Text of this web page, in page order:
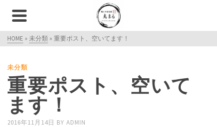
HOME » 未分類 » 重要ポスト、空いてます！
未分類
重要ポスト、空いて
ます！
2016年11月14日 BY ADMIN